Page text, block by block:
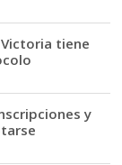
tiene
y